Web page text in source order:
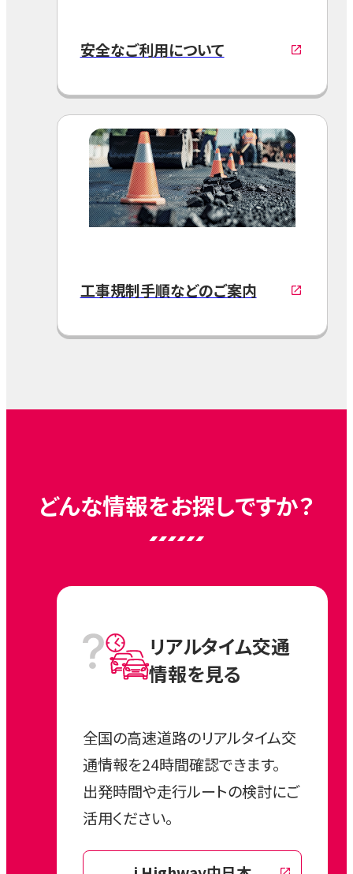
安全なご利用について
⼯事規制⼿順などのご案内
どんな情報をお探しですか？
リアルタイム交通
情報を見る
全国の高速道路のリアルタイム交
通情報を24時間確認できます。
出発時間や走行ルートの検討にご
活用ください。